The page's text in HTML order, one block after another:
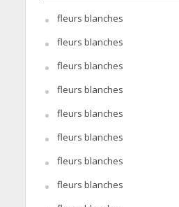
fleurs blanches
fleurs blanches
fleurs blanches
fleurs blanches
fleurs blanches
fleurs blanches
fleurs blanches
fleurs blanches